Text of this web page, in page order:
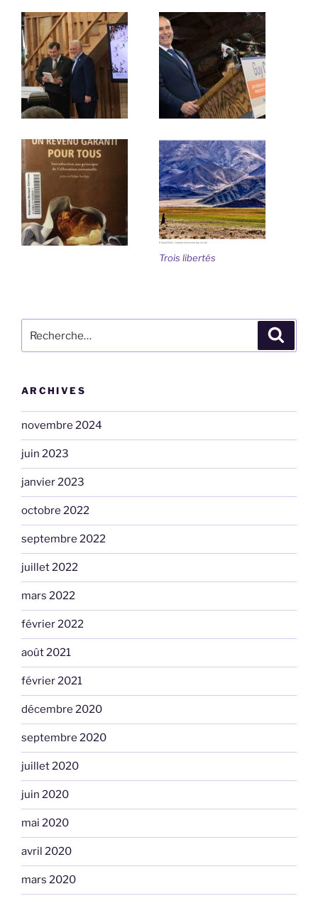
Trois libertés
pour
ARCHIVES
novembre 2024
juin 2023
janvier 2023
octobre 2022
septembre 2022
juillet 2022
mars 2022
février 2022
août 2021
février 2021
décembre 2020
septembre 2020
juillet 2020
juin 2020
mai 2020
avril 2020
mars 2020